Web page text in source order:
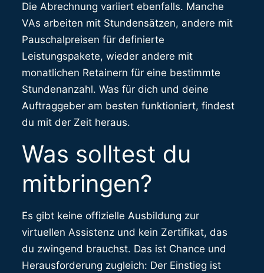
Die Abrechnung variiert ebenfalls. Manche
VAs arbeiten mit Stundensätzen, andere mit
Pauschalpreisen für definierte
Leistungspakete, wieder andere mit
monatlichen Retainern für eine bestimmte
Stundenanzahl. Was für dich und deine
Auftraggeber am besten funktioniert, findest
du mit der Zeit heraus.
Was solltest du
mitbringen?
Es gibt keine offizielle Ausbildung zur
virtuellen Assistenz und kein Zertifikat, das
du zwingend brauchst. Das ist Chance und
Herausforderung zugleich: Der Einstieg ist